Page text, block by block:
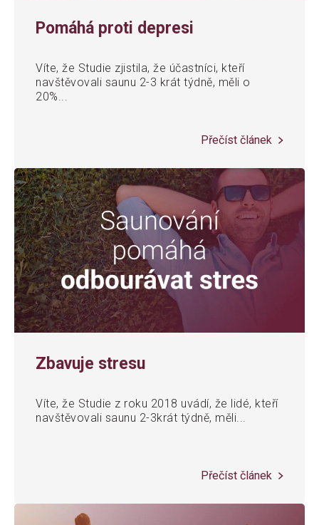
Pomáhá proti depresi
Víte, že Studie zjistila, že účastníci, kteří
navštěvovali saunu 2-3 krát týdně, měli o
20%...
Přečíst článek
Zbavuje stresu
Víte, že Studie z roku 2018 uvádí, že lidé, kteří
navštěvovali saunu 2-3krát týdně, měli...
Přečíst článek